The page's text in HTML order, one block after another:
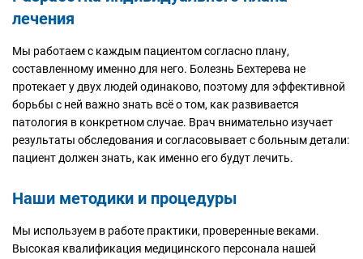
лечения
Мы работаем с каждым пациентом согласно плану,
составленному именно для него. Болезнь Бехтерева не
протекает у двух людей одинаково, поэтому для эффективной
борьбы с ней важно знать всё о том, как развивается
патология в конкретном случае. Врач внимательно изучает
результаты обследования и согласовывает с больным детали:
пациент должен знать, как именно его будут лечить.
Наши методики и процедуры
Мы используем в работе практики, проверенные веками.
Высокая квалификация медицинского персонала нашей